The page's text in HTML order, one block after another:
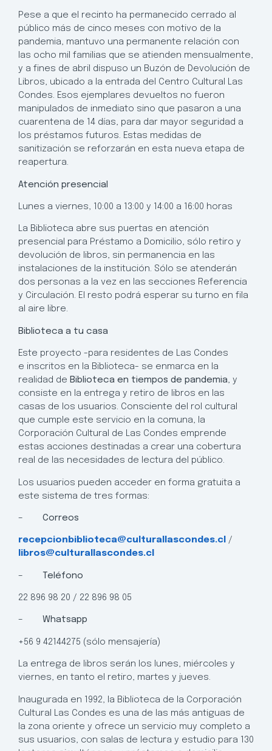
Pese a que el recinto ha permanecido cerrado al
público más de cinco meses con motivo de la
pandemia, mantuvo una permanente relación con
las ocho mil familias que se atienden mensualmente,
y a fines de abril dispuso un Buzón de Devolución de
Libros, ubicado a la entrada del Centro Cultural Las
Condes. Esos ejemplares devueltos no fueron
manipulados de inmediato sino que pasaron a una
cuarentena de 14 días, para dar mayor seguridad a
los préstamos futuros. Estas medidas de
sanitización se reforzarán en esta nueva etapa de
reapertura.
Atención presencial
Lunes a viernes, 10:00 a 13:00 y 14:00 a 16:00 horas
La Biblioteca abre sus puertas en atención
presencial para Préstamo a Domicilio, sólo retiro y
devolución de libros, sin permanencia en las
instalaciones de la institución. Sólo se atenderán
dos personas a la vez en las secciones Referencia
y Circulación. El resto podrá esperar su turno en fila
al aire libre.
Biblioteca a tu casa
Este proyecto -para residentes de Las Condes
e inscritos en la Biblioteca- se enmarca en la
realidad de Biblioteca en tiempos de pandemia, y
consiste en la entrega y retiro de libros en las
casas de los usuarios. Consciente del rol cultural
que cumple este servicio en la comuna, la
Corporación Cultural de Las Condes emprende
estas acciones destinadas a crear una cobertura
real de las necesidades de lectura del público.
Los usuarios pueden acceder en forma gratuita a
este sistema de tres formas:
– Correos
recepcionbiblioteca@culturallascondes.cl /
libros@culturallascondes.cl
– Teléfono
22 896 98 20 / 22 896 98 05
– Whatsapp
+56 9 42144275 (sólo mensajería)
La entrega de libros serán los lunes, miércoles y
viernes, en tanto el retiro, martes y jueves.
Inaugurada en 1992, la Biblioteca de la Corporación
Cultural Las Condes es una de las más antiguas de
la zona oriente y ofrece un servicio muy completo a
sus usuarios, con salas de lectura y estudio para 130